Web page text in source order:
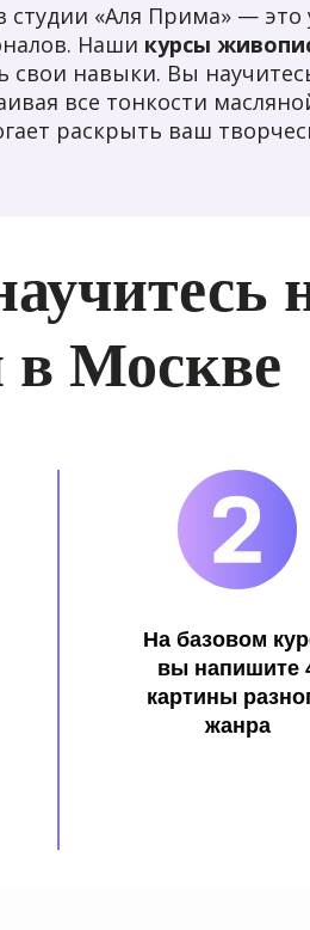
студии «Аля Прима» —
Наши курсы
свои навыки. Вы
все тонкости
раскрыть ваш
в Москве
На базовом
вы напишите
картины
жанра